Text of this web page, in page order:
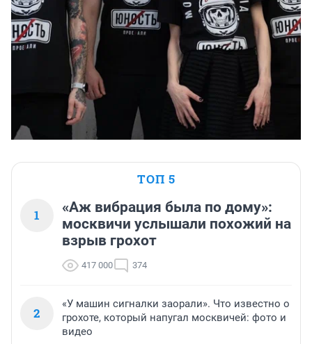
ТОП 5
1
«Аж вибрация была по дому»:
москвичи услышали похожий на
взрыв грохот
417 000 374
2
«У машин сигналки заорали». Что известно о
грохоте, который напугал москвичей: фото и
видео